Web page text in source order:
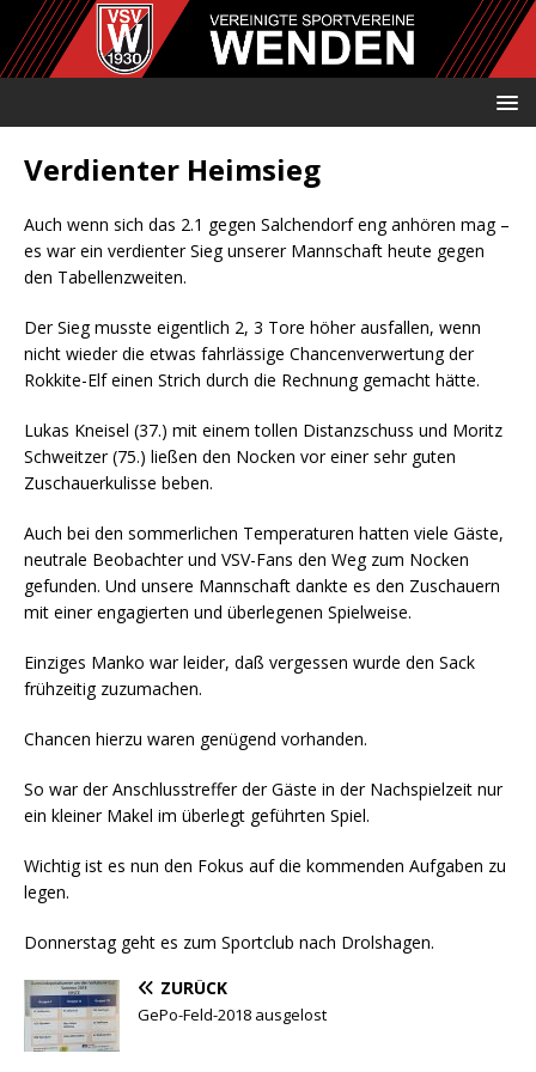
Verdienter Heimsieg
Auch wenn sich das 2.1 gegen Salchendorf eng anhören mag –
es war ein verdienter Sieg unserer Mannschaft heute gegen
den Tabellenzweiten.
Der Sieg musste eigentlich 2, 3 Tore höher ausfallen, wenn
nicht wieder die etwas fahrlässige Chancenverwertung der
Rokkite-Elf einen Strich durch die Rechnung gemacht hätte.
Lukas Kneisel (37.) mit einem tollen Distanzschuss und Moritz
Schweitzer (75.) ließen den Nocken vor einer sehr guten
Zuschauerkulisse beben.
Auch bei den sommerlichen Temperaturen hatten viele Gäste,
neutrale Beobachter und VSV-Fans den Weg zum Nocken
gefunden. Und unsere Mannschaft dankte es den Zuschauern
mit einer engagierten und überlegenen Spielweise.
Einziges Manko war leider, daß vergessen wurde den Sack
frühzeitig zuzumachen.
Chancen hierzu waren genügend vorhanden.
So war der Anschlusstreffer der Gäste in der Nachspielzeit nur
ein kleiner Makel im überlegt geführten Spiel.
Wichtig ist es nun den Fokus auf die kommenden Aufgaben zu
legen.
Donnerstag geht es zum Sportclub nach Drolshagen.
ZURÜCK
GePo-Feld-2018 ausgelost